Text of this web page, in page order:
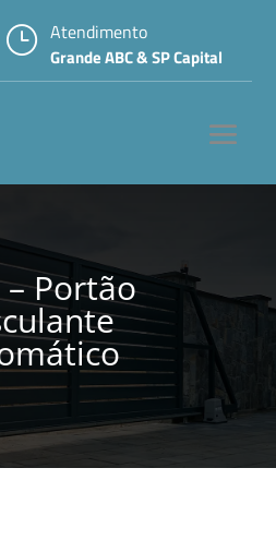
} Atendimento
Grande ABC & SP Capital
– Portão